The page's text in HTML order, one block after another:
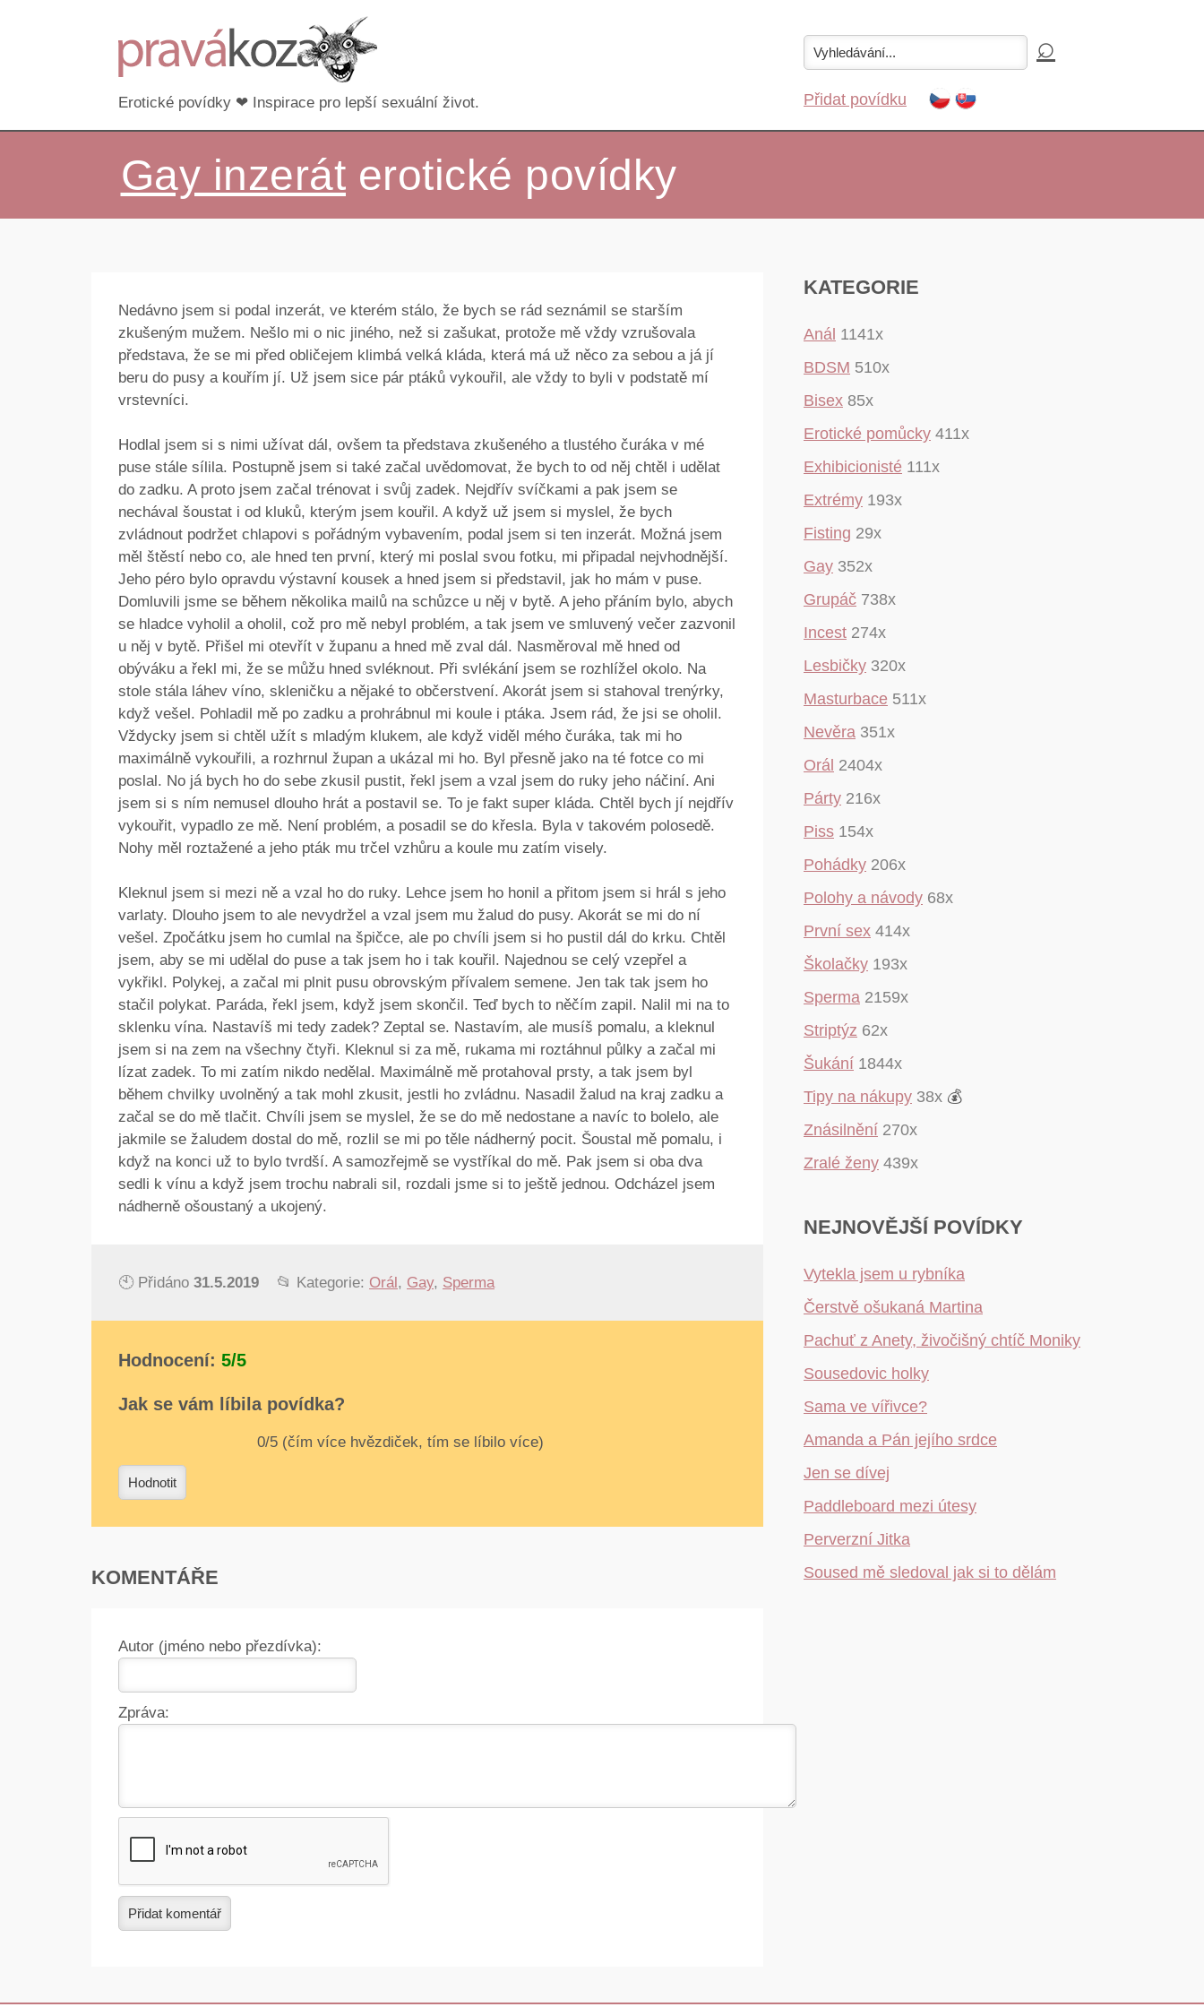
Erotické povídky ❤ Inspirace pro lepší sexuální život. Přidat povídku
Gay inzerát erotické povídky
Nedávno jsem si podal inzerát, ve kterém stálo, že bych se rád seznámil se starším
zkušeným mužem. Nešlo mi o nic jiného, než si zašukat, protože mě vždy vzrušovala
představa, že se mi před obličejem klimbá velká kláda, která má už něco za sebou a já jí
beru do pusy a kouřím jí. Už jsem sice pár ptáků vykouřil, ale vždy to byli v podstatě mí
vrstevníci.
Hodlal jsem si s nimi užívat dál, ovšem ta představa zkušeného a tlustého čuráka v mé
puse stále sílila. Postupně jsem si také začal uvědomovat, že bych to od něj chtěl i udělat
do zadku. A proto jsem začal trénovat i svůj zadek. Nejdřív svíčkami a pak jsem se
nechával šoustat i od kluků, kterým jsem kouřil. A když už jsem si myslel, že bych
zvládnout podržet chlapovi s pořádným vybavením, podal jsem si ten inzerát. Možná jsem
měl štěstí nebo co, ale hned ten první, který mi poslal svou fotku, mi připadal nejvhodnější.
Jeho péro bylo opravdu výstavní kousek a hned jsem si představil, jak ho mám v puse.
Domluvili jsme se během několika mailů na schůzce u něj v bytě. A jeho přáním bylo, abych
se hladce vyholil a oholil, což pro mě nebyl problém, a tak jsem ve smluvený večer zazvonil
u něj v bytě. Přišel mi otevřít v županu a hned mě zval dál. Nasměroval mě hned od
obýváku a řekl mi, že se můžu hned svléknout. Při svlékání jsem se rozhlížel okolo. Na
stole stála láhev víno, skleničku a nějaké to občerstvení. Akorát jsem si stahoval trenýrky,
když vešel. Pohladil mě po zadku a prohrábnul mi koule i ptáka. Jsem rád, že jsi se oholil.
Vždycky jsem si chtěl užít s mladým klukem, ale když viděl mého čuráka, tak mi ho
maximálně vykouřili, a rozhrnul župan a ukázal mi ho. Byl přesně jako na té fotce co mi
poslal. No já bych ho do sebe zkusil pustit, řekl jsem a vzal jsem do ruky jeho náčiní. Ani
jsem si s ním nemusel dlouho hrát a postavil se. To je fakt super kláda. Chtěl bych jí nejdřív
vykouřit, vypadlo ze mě. Není problém, a posadil se do křesla. Byla v takovém polosedě.
Nohy měl roztažené a jeho pták mu trčel vzhůru a koule mu zatím visely.
Kleknul jsem si mezi ně a vzal ho do ruky. Lehce jsem ho honil a přitom jsem si hrál s jeho
varlaty. Dlouho jsem to ale nevydržel a vzal jsem mu žalud do pusy. Akorát se mi do ní
vešel. Zpočátku jsem ho cumlal na špičce, ale po chvíli jsem si ho pustil dál do krku. Chtěl
jsem, aby se mi udělal do puse a tak jsem ho i tak kouřil. Najednou se celý vzepřel a
vykřikl. Polykej, a začal mi plnit pusu obrovským přívalem semene. Jen tak tak jsem ho
stačil polykat. Paráda, řekl jsem, když jsem skončil. Teď bych to něčím zapil. Nalil mi na to
sklenku vína. Nastavíš mi tedy zadek? Zeptal se. Nastavím, ale musíš pomalu, a kleknul
jsem si na zem na všechny čtyři. Kleknul si za mě, rukama mi roztáhnul půlky a začal mi
lízat zadek. To mi zatím nikdo nedělal. Maximálně mě protahoval prsty, a tak jsem byl
během chvilky uvolněný a tak mohl zkusit, jestli ho zvládnu. Nasadil žalud na kraj zadku a
začal se do mě tlačit. Chvíli jsem se myslel, že se do mě nedostane a navíc to bolelo, ale
jakmile se žaludem dostal do mě, rozlil se mi po těle nádherný pocit. Šoustal mě pomalu, i
když na konci už to bylo tvrdší. A samozřejmě se vystříkal do mě. Pak jsem si oba dva
sedli k vínu a když jsem trochu nabrali sil, rozdali jsme si to ještě jednou. Odcházel jsem
nádherně ošoustaný a ukojený.
🕙 Přidáno 31.5.2019 📂 Kategorie: Orál, Gay, Sperma
Hodnocení: 5/5
Jak se vám líbila povídka?
Hodnotit
KOMENTÁŘE
Autor (jméno nebo přezdívka):
Zpráva:
Přidat komentář
KATEGORIE
Anál 1141x
BDSM 510x
Bisex 85x
Erotické pomůcky 411x
Exhibicionisté 111x
Extrémy 193x
Fisting 29x
Gay 352x
Grupáč 738x
Incest 274x
Lesbičky 320x
Masturbace 511x
Nevěra 351x
Orál 2404x
Párty 216x
Piss 154x
Pohádky 206x
Polohy a návody 68x
První sex 414x
Školačky 193x
Sperma 2159x
Striptýz 62x
Šukání 1844x
Tipy na nákupy 38x 💰
Znásilnění 270x
Zralé ženy 439x
NEJNOVĚJŠÍ POVÍDKY
Vytekla jsem u rybníka
Čerstvě ošukaná Martina
Pachuť z Anety, živočišný chtíč Moniky
Sousedovic holky
Sama ve vířivce?
Amanda a Pán jejího srdce
Jen se dívej
Paddleboard mezi útesy
Perverzní Jitka
Soused mě sledoval jak si to dělám